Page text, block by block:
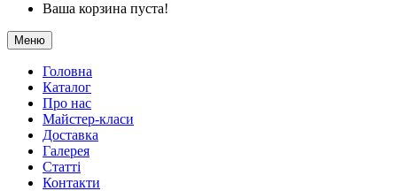
Ваша корзина пуста!
Меню
Головна
Каталог
Про нас
Майстер-класи
Доставка
Галерея
Статтi
Контакти